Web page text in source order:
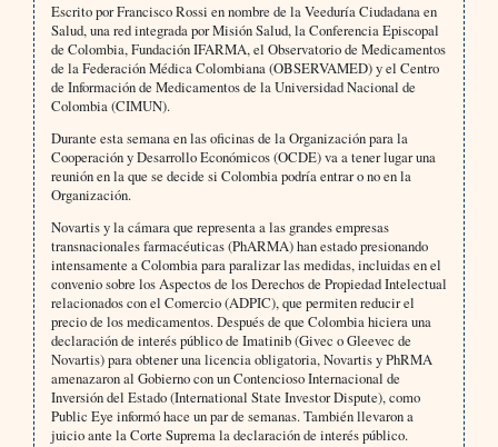
Escrito por Francisco Rossi en nombre de la Veeduría Ciudadana en
Salud, una red integrada por Misión Salud, la Conferencia Episcopal
de Colombia, Fundación IFARMA, el Observatorio de Medicamentos
de la Federación Médica Colombiana (OBSERVAMED) y el Centro
de Información de Medicamentos de la Universidad Nacional de
Colombia (CIMUN).
Durante esta semana en las oficinas de la Organización para la
Cooperación y Desarrollo Económicos (OCDE) va a tener lugar una
reunión en la que se decide si Colombia podría entrar o no en la
Organización.
Novartis y la cámara que representa a las grandes empresas
transnacionales farmacéuticas (PhARMA) han estado presionando
intensamente a Colombia para paralizar las medidas, incluidas en el
convenio sobre los Aspectos de los Derechos de Propiedad Intelectual
relacionados con el Comercio (ADPIC), que permiten reducir el
precio de los medicamentos. Después de que Colombia hiciera una
declaración de interés público de Imatinib (Givec o Gleevec de
Novartis) para obtener una licencia obligatoria, Novartis y PhRMA
amenazaron al Gobierno con un Contencioso Internacional de
Inversión del Estado (International State Investor Dispute), como
Public Eye informó hace un par de semanas. También llevaron a
juicio ante la Corte Suprema la declaración de interés público.